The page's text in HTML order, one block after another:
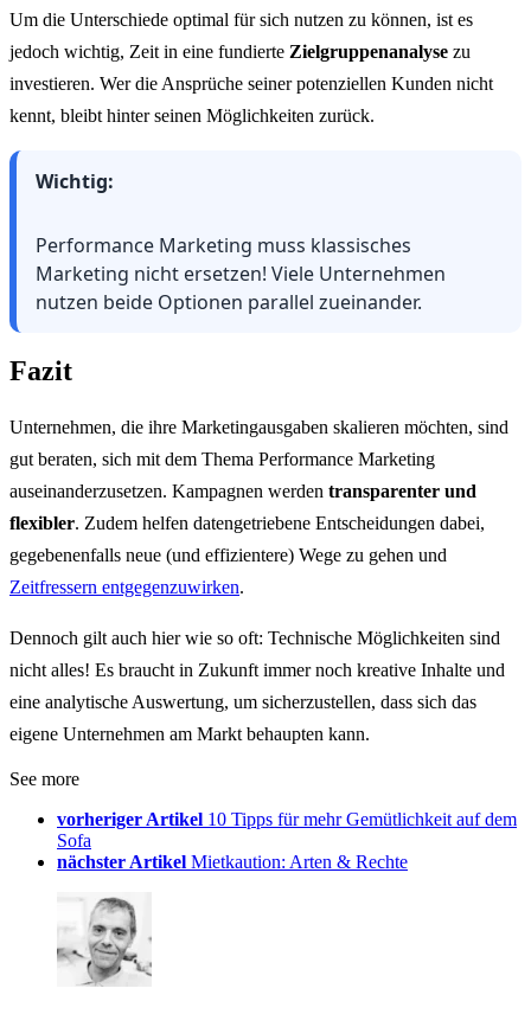
Um die Unterschiede optimal für sich nutzen zu können, ist es
jedoch wichtig, Zeit in eine fundierte Zielgruppenanalyse zu
investieren. Wer die Ansprüche seiner potenziellen Kunden nicht
kennt, bleibt hinter seinen Möglichkeiten zurück.
Wichtig:
Performance Marketing muss klassisches
Marketing nicht ersetzen! Viele Unternehmen
nutzen beide Optionen parallel zueinander.
Fazit
Unternehmen, die ihre Marketingausgaben skalieren möchten, sind
gut beraten, sich mit dem Thema Performance Marketing
auseinanderzusetzen. Kampagnen werden transparenter und
flexibler. Zudem helfen datengetriebene Entscheidungen dabei,
gegebenenfalls neue (und effizientere) Wege zu gehen und
Zeitfressern entgegenzuwirken.
Dennoch gilt auch hier wie so oft: Technische Möglichkeiten sind
nicht alles! Es braucht in Zukunft immer noch kreative Inhalte und
eine analytische Auswertung, um sicherzustellen, dass sich das
eigene Unternehmen am Markt behaupten kann.
See more
vorheriger Artikel 10 Tipps für mehr Gemütlichkeit auf dem
Sofa
nächster Artikel Mietkaution: Arten & Rechte